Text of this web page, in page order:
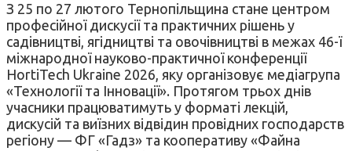
З 25 по 27 лютого Тернопільщина стане центром
професійної дискусії та практичних рішень у
садівництві, ягідництві та овочівництві в межах 46-ї
міжнародної науково-практичної конференції
HortiTech Ukraine 2026, яку організовує медіагрупа
«Технології та Інновації». Протягом трьох днів
учасники працюватимуть у форматі лекцій,
дискусій та виїзних відвідин провідних господарств
регіону — ФГ «Гадз» та кооперативу «Файна